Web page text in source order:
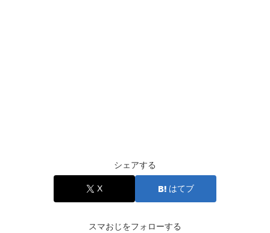
シェアする
X はてブ
スマおじをフォローする